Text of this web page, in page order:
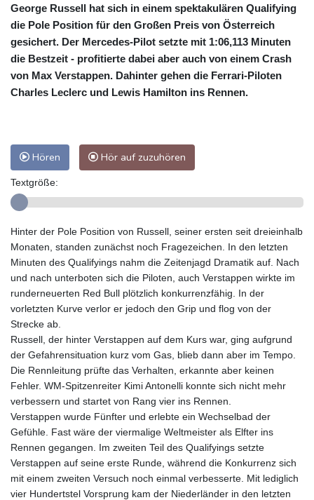
George Russell hat sich in einem spektakulären Qualifying
die Pole Position für den Großen Preis von Österreich
gesichert. Der Mercedes-Pilot setzte mit 1:06,113 Minuten
die Bestzeit - profitierte dabei aber auch von einem Crash
von Max Verstappen. Dahinter gehen die Ferrari-Piloten
Charles Leclerc und Lewis Hamilton ins Rennen.
Hören Hör auf zuzuhören
Textgröße:
Hinter der Pole Position von Russell, seiner ersten seit dreieinhalb
Monaten, standen zunächst noch Fragezeichen. In den letzten
Minuten des Qualifyings nahm die Zeitenjagd Dramatik auf. Nach
und nach unterboten sich die Piloten, auch Verstappen wirkte im
runderneuerten Red Bull plötzlich konkurrenzfähig. In der
vorletzten Kurve verlor er jedoch den Grip und flog von der
Strecke ab.
Russell, der hinter Verstappen auf dem Kurs war, ging aufgrund
der Gefahrensituation kurz vom Gas, blieb dann aber im Tempo.
Die Rennleitung prüfte das Verhalten, erkannte aber keinen
Fehler. WM-Spitzenreiter Kimi Antonelli konnte sich nicht mehr
verbessern und startet von Rang vier ins Rennen.
Verstappen wurde Fünfter und erlebte ein Wechselbad der
Gefühle. Fast wäre der viermalige Weltmeister als Elfter ins
Rennen gegangen. Im zweiten Teil des Qualifyings setzte
Verstappen auf seine erste Runde, während die Konkurrenz sich
mit einem zweiten Versuch noch einmal verbesserte. Mit lediglich
vier Hundertstel Vorsprung kam der Niederländer in den letzten